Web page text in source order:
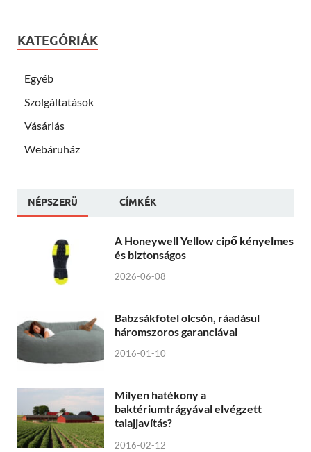
KATEGÓRIÁK
Egyéb
Szolgáltatások
Vásárlás
Webáruház
NÉPSZERÜ CÍMKÉK
A Honeywell Yellow cipő kényelmes
és biztonságos
2026-06-08
Babzsákfotel olcsón, ráadásul
háromszoros garanciával
2016-01-10
Milyen hatékony a
baktériumtrágyával elvégzett
talajjavítás?
2016-02-12